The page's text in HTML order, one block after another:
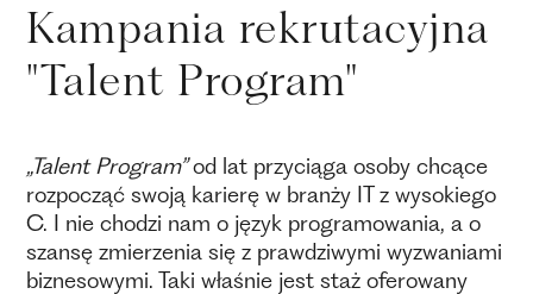
Kampania rekrutacyjna
"Talent Program"
„Talent Program”od lat przyciąga osoby chcące
rozpocząć swoją karierę w branży IT z wysokiego
C. I nie chodzi nam o język programowania, a o
szansę zmierzenia się z prawdziwymi wyzwaniami
biznesowymi. Taki właśnie jest staż oferowany